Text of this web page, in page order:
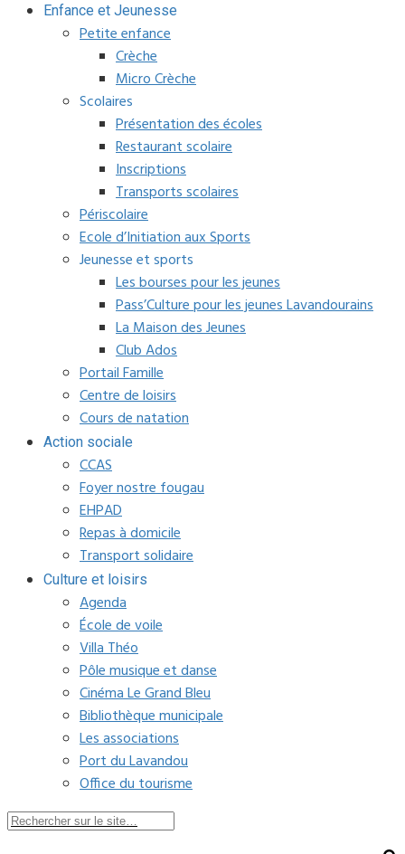
Enfance et Jeunesse
Petite enfance
Crèche
Micro Crèche
Scolaires
Présentation des écoles
Restaurant scolaire
Inscriptions
Transports scolaires
Périscolaire
Ecole d’Initiation aux Sports
Jeunesse et sports
Les bourses pour les jeunes
Pass’Culture pour les jeunes Lavandourains
La Maison des Jeunes
Club Ados
Portail Famille
Centre de loisirs
Cours de natation
Action sociale
CCAS
Foyer nostre fougau
EHPAD
Repas à domicile
Transport solidaire
Culture et loisirs
Agenda
École de voile
Villa Théo
Pôle musique et danse
Cinéma Le Grand Bleu
Bibliothèque municipale
Les associations
Port du Lavandou
Office du tourisme